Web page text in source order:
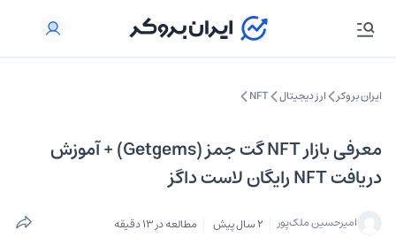
ایران بروکر ارز دیجیتال NFT
معرفی بازار NFT گت جمز (Getgems) + آموزش
دریافت NFT رایگان لاست داگز
امیرحسین ملک‌پور 2 سال پیش مطالعه در 13 دقیقه